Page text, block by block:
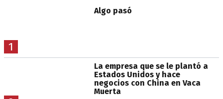
1
Algo pasó
La empresa que se le plantó a
Estados Unidos y hace
negocios con China en Vaca
Muerta